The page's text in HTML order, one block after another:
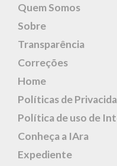
Quem Somos
Sobre
Transparência
Correções
Home
Políticas de
Política de uso de
Conheça a IAra
Expediente